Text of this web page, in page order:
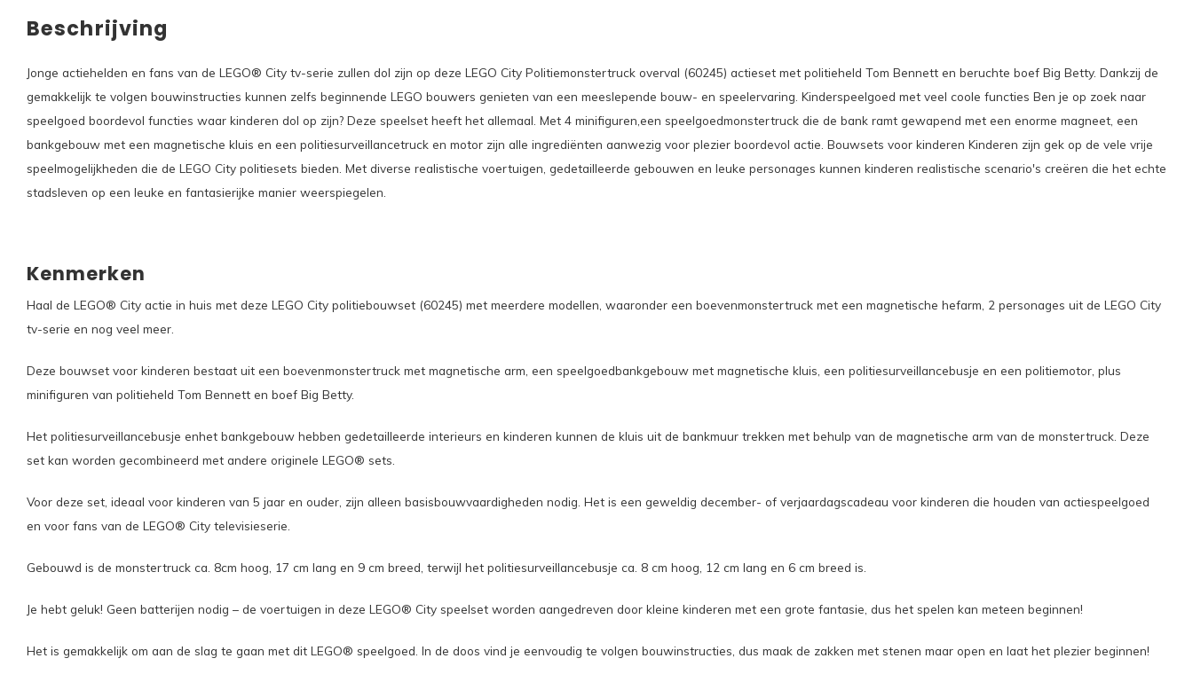
Beschrijving
Jonge actiehelden en fans van de LEGO® City tv-serie zullen dol zijn op deze LEGO City Politiemonstertruck overval (60245) actieset met politieheld Tom Bennett en beruchte boef Big Betty. Dankzij de
gemakkelijk te volgen bouwinstructies kunnen zelfs beginnende LEGO bouwers genieten van een meeslepende bouw- en speelervaring. Kinderspeelgoed met veel coole functies Ben je op zoek naar
speelgoed boordevol functies waar kinderen dol op zijn? Deze speelset heeft het allemaal. Met 4 minifiguren,een speelgoedmonstertruck die de bank ramt gewapend met een enorme magneet, een
bankgebouw met een magnetische kluis en een politiesurveillancetruck en motor zijn alle ingrediënten aanwezig voor plezier boordevol actie. Bouwsets voor kinderen Kinderen zijn gek op de vele vrije
speelmogelijkheden die de LEGO City politiesets bieden. Met diverse realistische voertuigen, gedetailleerde gebouwen en leuke personages kunnen kinderen realistische scenario's creëren die het echte
stadsleven op een leuke en fantasierijke manier weerspiegelen.
Kenmerken
Haal de LEGO® City actie in huis met deze LEGO City politiebouwset (60245) met meerdere modellen, waaronder een boevenmonstertruck met een magnetische hefarm, 2 personages uit de LEGO City
tv-serie en nog veel meer.
Deze bouwset voor kinderen bestaat uit een boevenmonstertruck met magnetische arm, een speelgoedbankgebouw met magnetische kluis, een politiesurveillancebusje en een politiemotor, plus
minifiguren van politieheld Tom Bennett en boef Big Betty.
Het politiesurveillancebusje enhet bankgebouw hebben gedetailleerde interieurs en kinderen kunnen de kluis uit de bankmuur trekken met behulp van de magnetische arm van de monstertruck. Deze
set kan worden gecombineerd met andere originele LEGO® sets.
Voor deze set, ideaal voor kinderen van 5 jaar en ouder, zijn alleen basisbouwvaardigheden nodig. Het is een geweldig december- of verjaardagscadeau voor kinderen die houden van actiespeelgoed
en voor fans van de LEGO® City televisieserie.
Gebouwd is de monstertruck ca. 8cm hoog, 17 cm lang en 9 cm breed, terwijl het politiesurveillancebusje ca. 8 cm hoog, 12 cm lang en 6 cm breed is.
Je hebt geluk! Geen batterijen nodig – de voertuigen in deze LEGO® City speelset worden aangedreven door kleine kinderen met een grote fantasie, dus het spelen kan meteen beginnen!
Het is gemakkelijk om aan de slag te gaan met dit LEGO® speelgoed. In de doos vind je eenvoudig te volgen bouwinstructies, dus maak de zakken met stenen maar open en laat het plezier beginnen!